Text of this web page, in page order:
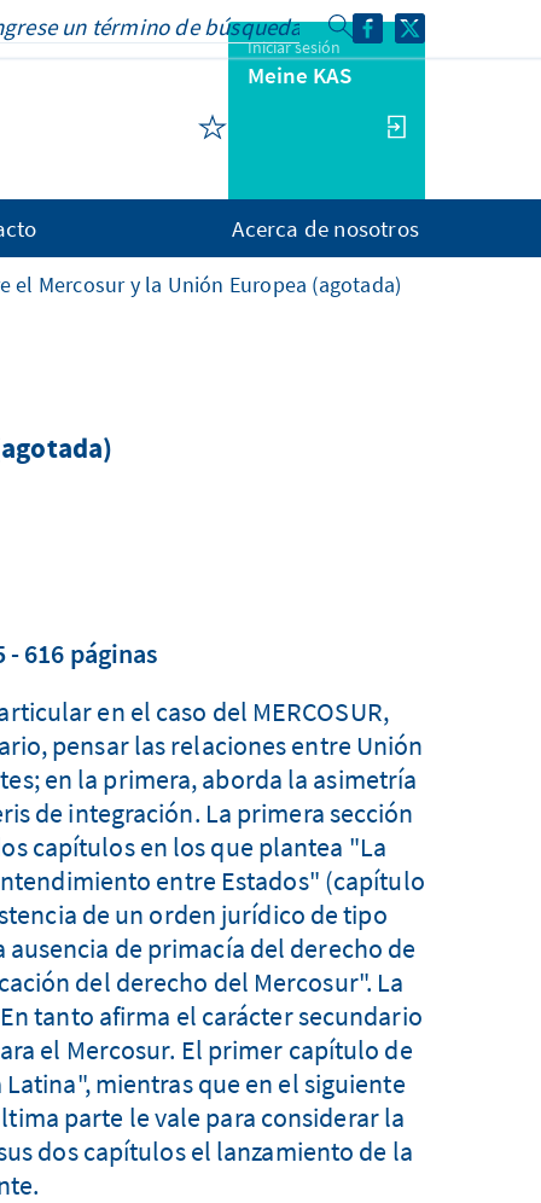
Iniciar sesión
Meine KAS
Acerca de nosotros
el Mercosur y la Unión Europea (agotada)
616 páginas
en el caso del MERCOSUR,
pensar las relaciones entre Unión
en la primera, aborda la asimetría
de integración. La primera sección
capítulos en los que plantea "La
entre Estados" (capítulo
de un orden jurídico de tipo
de primacía del derecho de
del derecho del Mercosur". La
tanto afirma el carácter secundario
el Mercosur. El primer capítulo de
mientras que en el siguiente
parte le vale para considerar la
dos capítulos el lanzamiento de la